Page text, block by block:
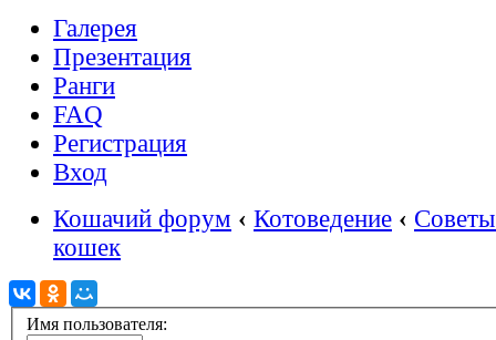
Галерея
Презентация
Ранги
FAQ
Регистрация
Вход
Кошачий форум ‹ Котоведение ‹
кошек
Имя пользователя: